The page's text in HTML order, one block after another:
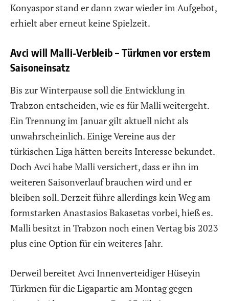
Konyaspor stand er dann zwar wieder im Aufgebot,
erhielt aber erneut keine Spielzeit.
Avci will Malli-Verbleib – Türkmen vor erstem
Saisoneinsatz
Bis zur Winterpause soll die Entwicklung in
Trabzon entscheiden, wie es für Malli weitergeht.
Ein Trennung im Januar gilt aktuell nicht als
unwahrscheinlich. Einige Vereine aus der
türkischen Liga hätten bereits Interesse bekundet.
Doch Avci habe Malli versichert, dass er ihn im
weiteren Saisonverlauf brauchen wird und er
bleiben soll. Derzeit führe allerdings kein Weg am
formstarken Anastasios Bakasetas vorbei, hieß es.
Malli besitzt in Trabzon noch einen Vertag bis 2023
plus eine Option für ein weiteres Jahr.
Derweil bereitet Avci Innenverteidiger Hüseyin
Türkmen für die Ligapartie am Montag gegen